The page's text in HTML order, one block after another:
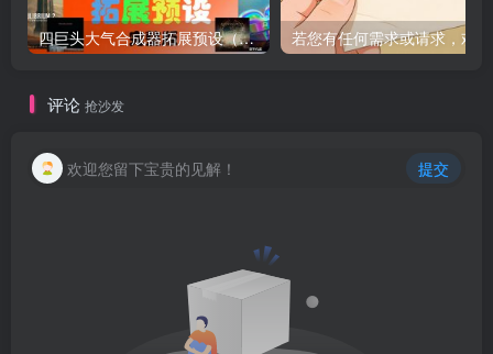
四巨头大气合成器拓展预设（全家桶）Spectrasonics for Omnisphere 2（Synth Presets）（Omnisphere2 扩展）（包含Bob Moog Tribute Library Sonic Extensions Nylon Sky Seismic Shock Unclean Machine Undercurreent @80.ymar – Xenon Audiority Darkscapes Aberration Mach I BADLANDS Beautiful Void Audio Autumn Choirs Fragments Tapes From The Attic Time Dilation Chronicles from the Stars CineTrance_Movements Dark Energy Equilibrium 2 Essential Genesis Elements – Dystopian Rains Heartwood Soundware Hardwired Human Voices Redux Luftrum 3 2024 Ambient 3 LUFTRUM EXPANSE 3 Mistral Unizion Music_MISTRAL INTENSITY Omnisphere Psytrance Presets 2 Zenhiser Plughugger Atmospheric Guitar Plughugger Voices of Eclipse PlugInGuru Beautifully Broken PlugInGuru MegaMagic Dreams Prospective Radiant Shadows Sonic Atoms Baltic Shimmers Sonic Underworld Pandorum SPLASH Stingray Instruments Majesty SE Retropolis String Audio Darkless Infrared Lightless Unhuman StudioPlug Lucid Parasite Popstyle Power Uzi Wrld Vision (Omnisphere Bank) The Very Loud Indeed Co Omnisphere Grafos Irazu Tom Wolfe’s Atomos Lunnen Tom Wolfe s Oblivion Tom Wolfes Solus Triple Spiral Audio Evolution Extinction Extended Extinction Foundations Journeys 2 Extended Reveries Rust Extended Singularity Springendal Tonewood Extended Winter Solstice Zembla TWS – Majestica Vol 1 TWS – Vinyl TWS Polar Ice X Vangelis for Omnisphere Vicious Antelope 12 Gods Aphrodite Apollo Ares Artemis Athena Demeter Hephaestus Hera Hermes Hestia Poseidon Zeus Xcess for All Dream Keys Xcess for All Magical Garden）
评论 抢沙发
欢迎您留下宝贵的见解！ 提交